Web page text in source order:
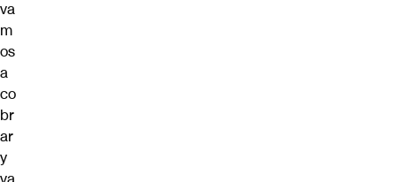
va
m
os
a
co
br
ar
y